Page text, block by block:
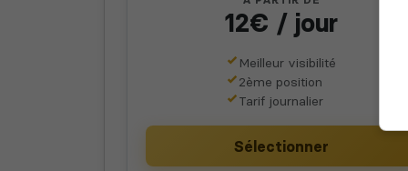
12€ / jour
Meilleur visibilité
2ème position
Tarif journalier
Sélectionner